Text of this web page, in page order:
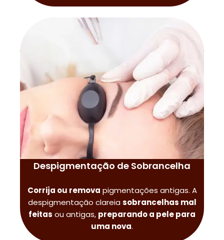
Despigmentação de Sobrancelha
Corrija ou remova pigmentações antigas. A
despigmentação clareiasobrancelhas mal
feitas ou antigas, preparando a pele para
uma nova.